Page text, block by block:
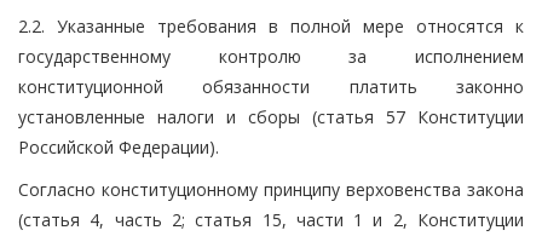
2.2. Указанные требования в полной мере относятся к
государственному контролю за исполнением
конституционной обязанности платить законно
установленные налоги и сборы (статья 57 Конституции
Российской Федерации).
Согласно конституционному принципу верховенства закона
(статья 4, часть 2; статья 15, части 1 и 2, Конституции